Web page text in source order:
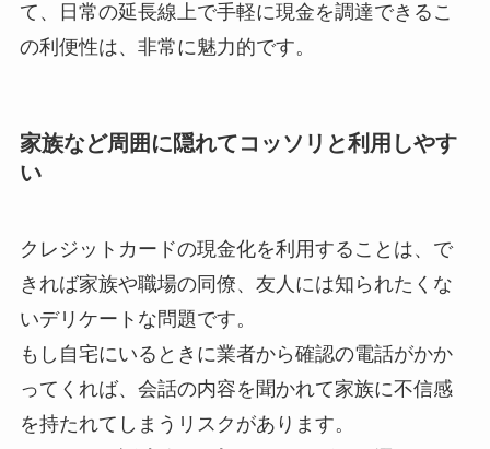
て、日常の延長線上で手軽に現金を調達できるこ
の利便性は、非常に魅力的です。
家族など周囲に隠れてコッソリと利用しやす
い
クレジットカードの現金化を利用することは、で
きれば家族や職場の同僚、友人には知られたくな
いデリケートな問題です。
もし自宅にいるときに業者から確認の電話がかか
ってくれば、会話の内容を聞かれて家族に不信感
を持たれてしまうリスクがあります。